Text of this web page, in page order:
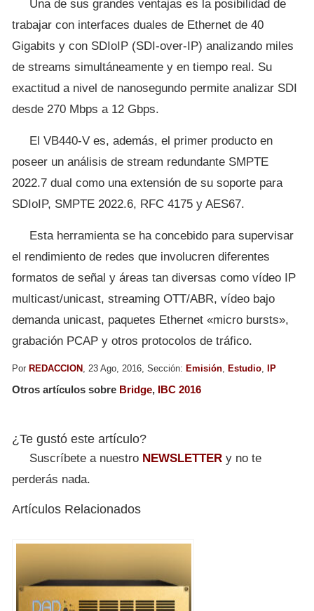
Una de sus grandes ventajas es la posibilidad de
trabajar con interfaces duales de Ethernet de 40
Gigabits y con SDIoIP (SDI-over-IP) analizando miles
de streams simultáneamente y en tiempo real. Su
exactitud a nivel de nanosegundo permite analizar SDI
desde 270 Mbps a 12 Gbps.
El VB440-V es, además, el primer producto en
poseer un análisis de stream redundante SMPTE
2022.7 dual como una extensión de su soporte para
SDIoIP, SMPTE 2022.6, RFC 4175 y AES67.
Esta herramienta se ha concebido para supervisar
el rendimiento de redes que involucren diferentes
formatos de señal y áreas tan diversas como vídeo IP
multicast/unicast, streaming OTT/ABR, vídeo bajo
demanda unicast, paquetes Ethernet «micro bursts»,
grabación PCAP y otros protocolos de tráfico.
Por REDACCION , 23 Ago, 2016, Sección: Emisión Estudio IP
Otros artículos sobre Bridge, IBC 2016
¿Te gustó este artículo?
Suscríbete a nuestro NEWSLETTER y no te
perderás nada.
Artículos Relacionados